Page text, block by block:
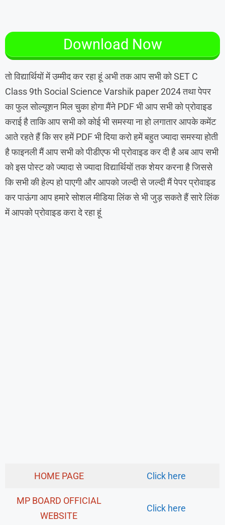
Download Now
तो विद्यार्थियों में उम्मीद कर रहा हूं अभी तक आप सभी कोSET C
Class 9th Social Science Varshik paper 2024 तथा पेपर
का फुल सोल्यूशन मिल चुका होगा मैंने PDF भी आप सभी को प्रोवाइड
कराई है ताकि आप सभी को कोई भी समस्या ना हो लगातार आपके कमेंट
आते रहते हैं कि सर हमें PDF भी दिया करो हमें बहुत ज्यादा समस्या होती
है फाइनली मैं आप सभी को पीडीएफ भी प्रोवाइड कर दी है अब आप सभी
को इस पोस्ट को ज्यादा से ज्यादा विद्यार्थियों तक शेयर करना है जिससे
कि सभी की हेल्प हो पाएगी और आपको जल्दी से जल्दी मैं पेपर प्रोवाइड
कर पाऊंगा आप हमारे सोशल मीडिया लिंक से भी जुड़ सकते हैं सारे लिंक
में आपको प्रोवाइड करा दे रहा हूं
HOME PAGE Click here
MP BOARD OFFICIAL
WEBSITE
Click here